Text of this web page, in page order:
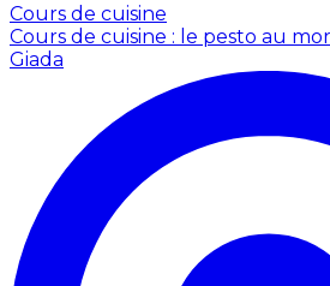
Cours de cuisine
Cours de cuisine : le pesto au
Giada